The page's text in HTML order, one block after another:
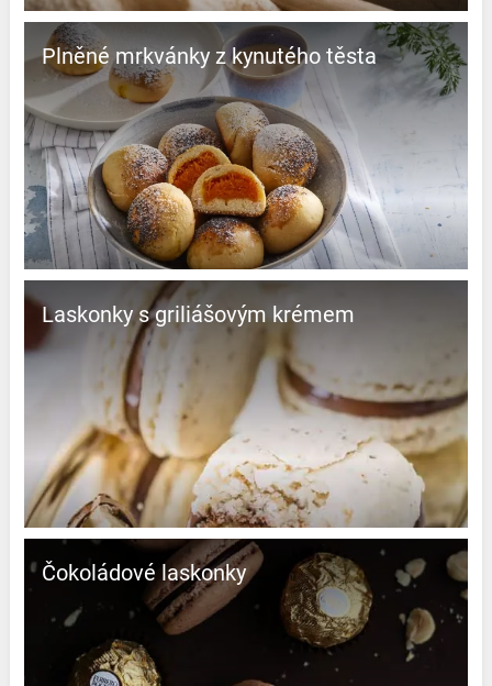
Plněné mrkvánky z kynutého těsta
Laskonky s griliášovým krémem
Čokoládové laskonky